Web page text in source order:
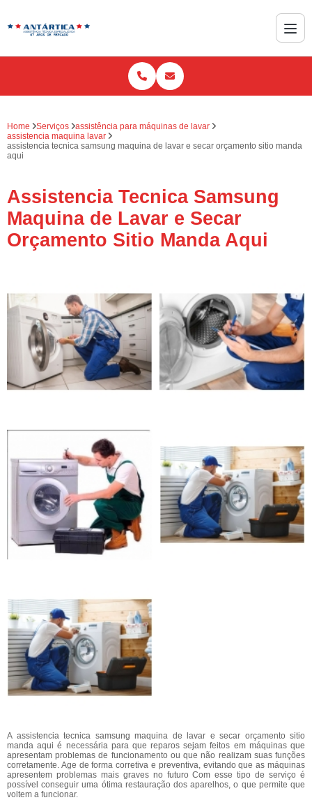
Home Serviços
assistência para máquinas de lavar
assistencia maquina lavar
assistencia tecnica samsung maquina de lavar e secar orçamento sitio manda
aqui
Assistencia Tecnica Samsung
Maquina de Lavar e Secar
Orçamento Sitio Manda Aqui
A assistencia tecnica samsung maquina de lavar e secar orçamento sitio
manda aqui é necessária para que reparos sejam feitos em máquinas que
apresentam problemas de funcionamento ou que não realizam suas funções
corretamente. Age de forma corretiva e preventiva, evitando que as máquinas
apresentem problemas mais graves no futuro Com esse tipo de serviço é
possível conseguir uma ótima restauração dos aparelhos, o que permite que
voltem a funcionar.